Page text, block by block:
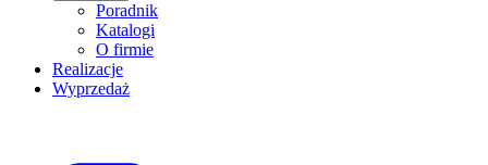
Poradnik
Katalogi
O firmie
Realizacje
Wyprzedaż